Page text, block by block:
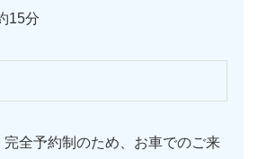
15分
全予約制のため、お車でのご来